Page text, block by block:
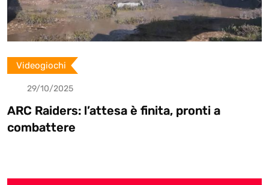
Videogiochi
29/10/2025
ARC Raiders: l’attesa è finita, pronti a
combattere